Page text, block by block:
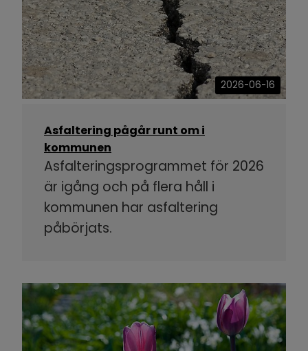
2026-06-16
Asfaltering pågår runt om i
kommunen
Asfalteringsprogrammet för 2026
är igång och på flera håll i
kommunen har asfaltering
påbörjats.